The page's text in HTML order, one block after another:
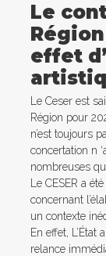
Le
effet
Le Ceser est
Région pour
n’est toujours
concertation n
nombreuses
Le CESER a
concernant
un contexte
En effet,
relance